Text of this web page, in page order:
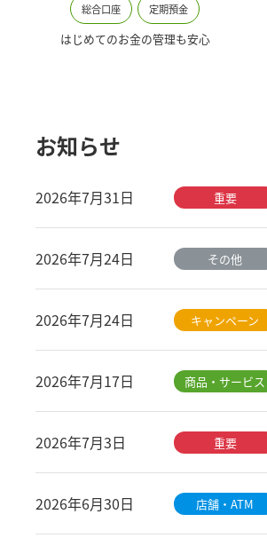
総合口座 定期預金
はじめてのお金の管理も安心
お知らせ
2026年7月31日 重要
2026年7月24日 その他
2026年7月24日 キャンペーン
2026年7月17日 商品・サービス
2026年7月3日 重要
2026年6月30日 店舗・ATM